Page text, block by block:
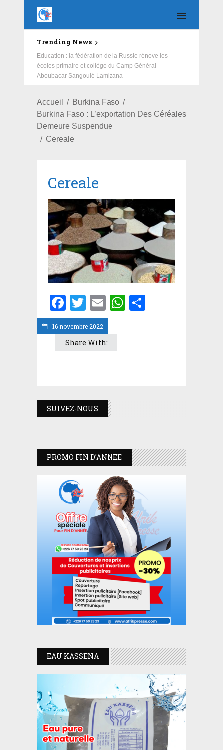
Trending News
Salubrité: African Initiative et ses partenaires redonnent
un nouveau visage au CSPS de Cissin 17
Accueil
Burkina Faso
Burkina Faso : L’exportation Des Céréales
Demeure Suspendue
Cereale
16 novembre 2022
Cereale
Facebook
Twitter
EmailWhatsApp
Share With:
SUIVEZ-NOUS
PROMO FIN D’ANNEE
EAU KASSENA